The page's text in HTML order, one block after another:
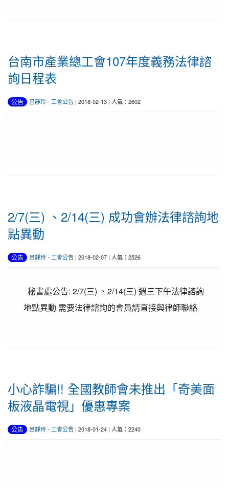
台南市產業總工會107年度義務法律諮
詢日程表
公告 呂靜玲- 工會公告 | 2018-02-13 | 人氣：2602
2/7(三) 、2/14(三) 成功會辦法律諮詢地
點異動
公告 呂靜玲- 工會公告 | 2018-02-07 | 人氣：2526
秘書處公告: 2/7(三) 、2/14(三) 週三下午法律諮詢
地點異動 需要法律諮詢的會員請直接與律師聯絡
小心詐騙!! 全國教師會未推出「奇美面
板液晶電視」優惠專案
公告 呂靜玲- 工會公告 | 2018-01-24 | 人氣：2240